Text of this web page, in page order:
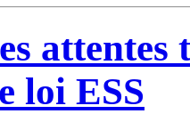
loi ESS